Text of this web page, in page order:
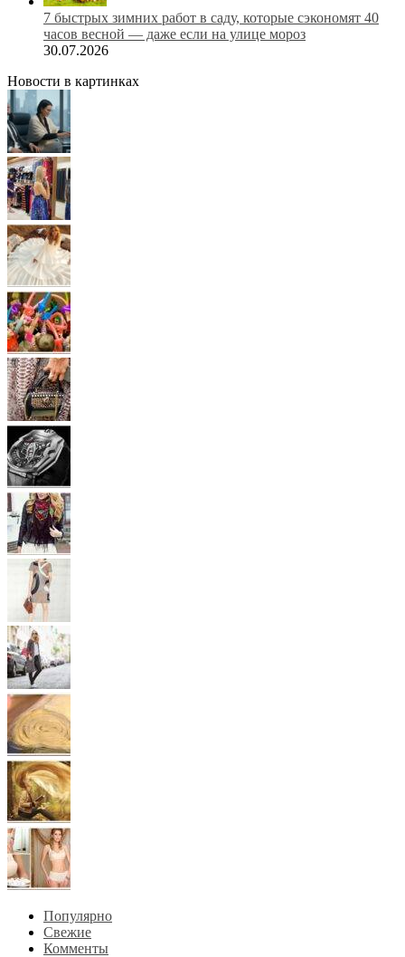
7 быстрых зимних работ в саду, которые сэкономят 40
часов весной — даже если на улице мороз
30.07.2026
Новости в картинках
Популярно
Свежие
Комменты